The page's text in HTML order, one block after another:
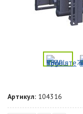
Артикул: 104316